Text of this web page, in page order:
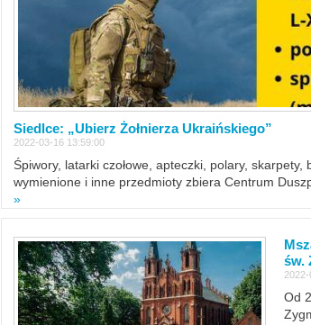
Siedlce: „Ubierz Żołnierza Ukraińskiego”
2022-03-16 13:59:00
Śpiwory, latarki czołowe, apteczki, polary,
wymienione i inne przedmioty zbiera Centrum
»
św.
Od